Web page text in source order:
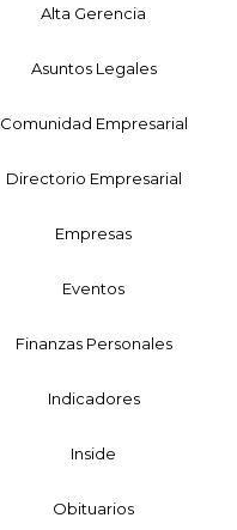
Alta Gerencia
Asuntos Legales
Comunidad Empresarial
Directorio Empresarial
Empresas
Eventos
Finanzas Personales
Indicadores
Inside
Obituarios